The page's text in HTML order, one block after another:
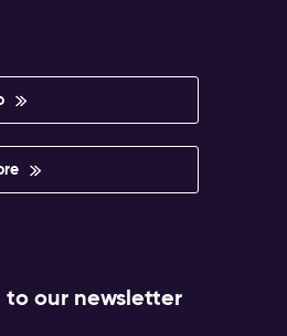
to our newsletter